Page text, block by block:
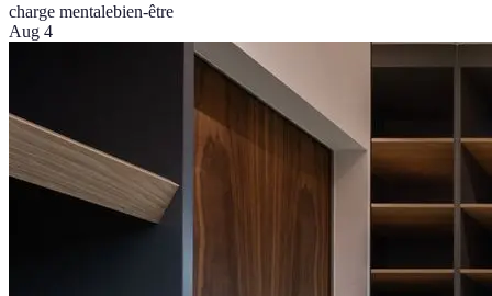
charge mentalebien-être
Aug 4